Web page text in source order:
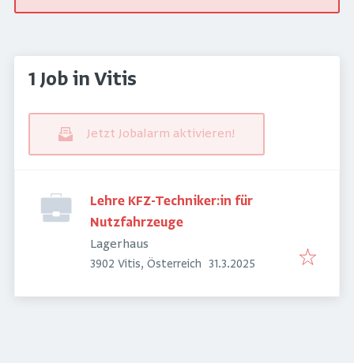
1 Job in Vitis
Jetzt Jobalarm aktivieren!
Lehre KFZ-Techniker:in für
Nutzfahrzeuge
Lagerhaus
3902 Vitis, Österreich Veröffentlicht
31.3.2025